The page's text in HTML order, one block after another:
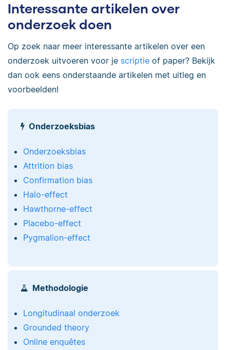
Interessante artikelen over
onderzoek doen
Op zoek naar meer interessante artikelen over een
onderzoek uitvoeren voor je scriptie of paper? Bekijk
dan ook eens onderstaande artikelen met uitleg en
voorbeelden!
Onderzoeksbias
Onderzoeksbias
Attrition bias
Confirmation bias
Halo-effect
Hawthorne-effect
Placebo-effect
Pygmalion-effect
Methodologie
Longitudinaal onderzoek
Grounded theory
Online enquêtes